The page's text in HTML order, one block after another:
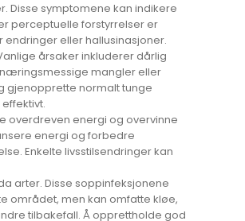
Disse symptomene kan indikere
perceptuelle forstyrrelser er
eller hallusinasjoner.
årsaker inkluderer dårlig
mangler eller
gjenopprette normalt tunge
overdreven energi og overvinne
energi og forbedre
Enkelte livsstilsendringer kan
arter. Disse soppinfeksjonene
området, men kan omfatte kløe,
tilbakefall. Å opprettholde god